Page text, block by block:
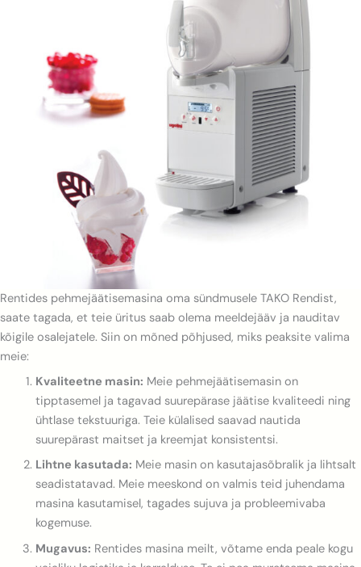
Rentides pehmejäätisemasina oma sündmusele TAKO Rendist,
saate tagada, et teie üritus saab olema meeldejääv ja nauditav
kõigile osalejatele. Siin on mõned põhjused, miks peaksite valima
meie:
Kvaliteetne masin: Meie pehmejäätisemasin on
tipptasemel ja tagavad suurepärase jäätise kvaliteedi ning
ühtlase tekstuuriga. Teie külalised saavad nautida
suurepärast maitset ja kreemjat konsistentsi.
Lihtne kasutada: Meie masin on kasutajasõbralik ja lihtsalt
seadistatavad. Meie meeskond on valmis teid juhendama
masina kasutamisel, tagades sujuva ja probleemivaba
kogemuse.
Mugavus: Rentides masina meilt, võtame enda peale kogu